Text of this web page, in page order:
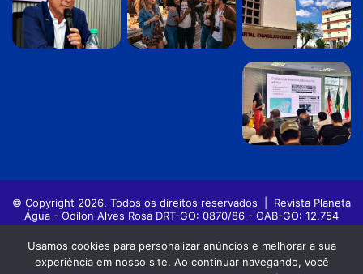
© Copyright 2026. Todos os direitos reservados | Revista Planeta
Água - Odilon Alves Rosa DRT-GO: 0870/86 - OAB-GO: 12.754
Usamos cookies para personalizar anúncios e melhorar a sua
experiência em nosso site. Ao continuar navegando, você